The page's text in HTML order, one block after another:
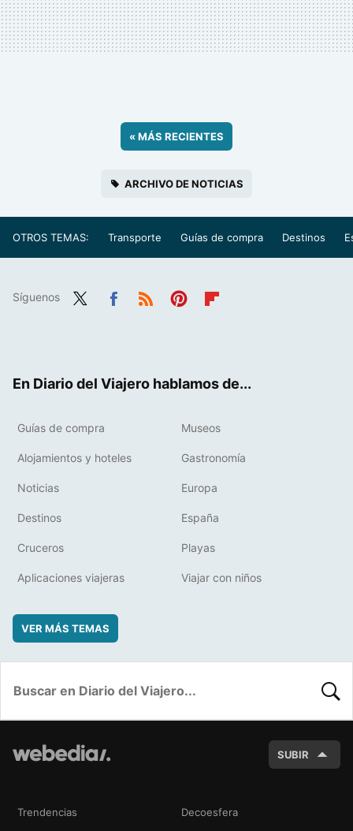
«MÁS RECIENTES
ARCHIVO DE NOTICIAS
OTROS TEMAS: Transporte Guías de compra Destinos
Síguenos
En Diario del Viajero hablamos de...
Guías de compra Museos
Alojamientos y hoteles Gastronomía
Noticias Europa
Destinos España
Cruceros Playas
Aplicaciones viajeras Viajar con niños
VER MÁS TEMAS
SUBIR
Trendencias Decoesfera